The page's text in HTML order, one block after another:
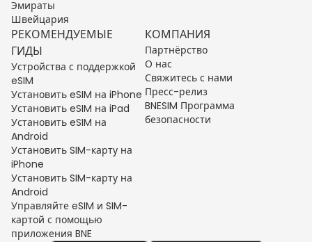
Эмираты
Швейцария
РЕКОМЕНДУЕМЫЕ
ГИДЫ
Устройства с поддержкой
eSIM
Установить eSIM на iPhone
Установить eSIM на iPad
Установить eSIM на
Android
Установить SIM-карту на
iPhone
Установить SIM-карту на
Android
Управляйте eSIM и SIM-
картой с помощью
приложения BNE
КОМПАНИЯ
Партнёрство
О нас
Свяжитесь с нами
Пресс-релиз
BNESIM Программа
безопасности